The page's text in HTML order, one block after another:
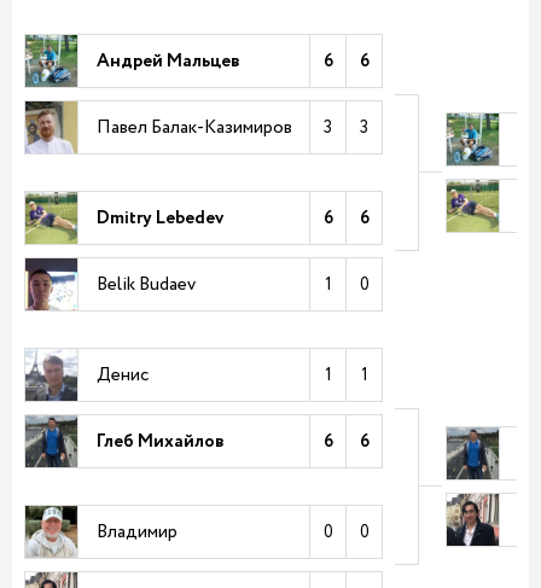
ЗАВЕРШЁН
Андрей Мальцев 6 6
Павел Балак-Казимиров 3 3
Dmitry Lebedev 6 6
Belik Budaev 1 0
Денис 1 1
Глеб Михайлов 6 6
Владимир 0 0